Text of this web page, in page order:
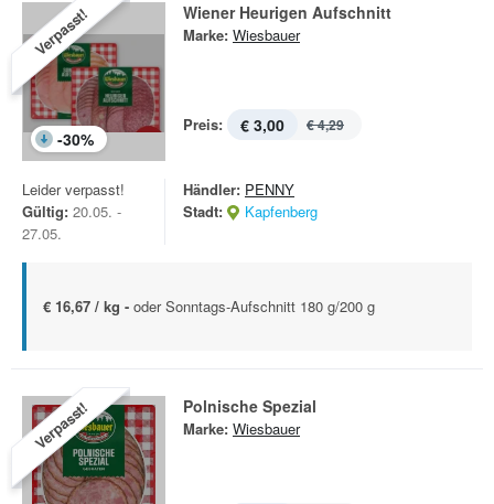
Verpasst!
-30%
Wiener Heurigen Aufschnitt
Marke: Wiesbauer
Preis: € 3,00 € 4,29
Leider verpasst!
Gültig: 20.05. -
27.05.
Händler: PENNY
Stadt:
Kapfenberg
€ 16,67 / kg - oder Sonntags-Aufschnitt 180 g/200 g
Verpasst! Polnische Spezial
Marke: Wiesbauer